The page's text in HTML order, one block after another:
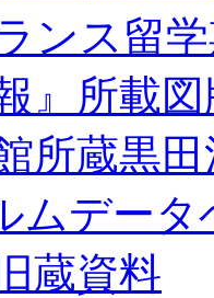
ンス留
』所載
所蔵黒
ムデータ
蔵資料